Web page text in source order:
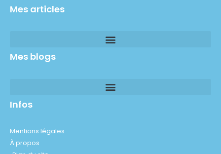
Mes articles
Mes blogs
Infos
Mentions légales
À propos